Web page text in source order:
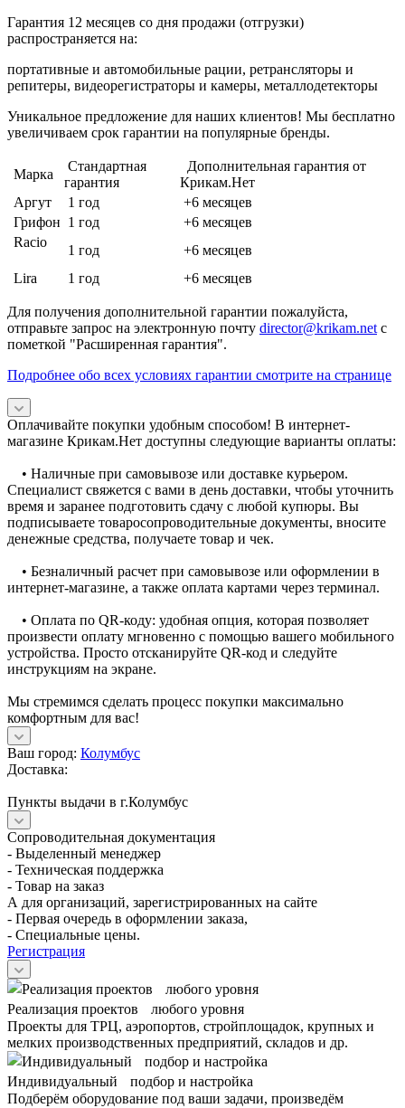
Гарантия 12 месяцев со дня продажи (отгрузки)
распространяется на:
портативные и автомобильные рации, ретрансляторы и
репитеры, видеорегистраторы и камеры, металлодетекторы
Уникальное предложение для наших клиентов! Мы бесплатно
увеличиваем срок гарантии на популярные бренды.
Марка
Стандартная
гарантия
Дополнительная гарантия от
Крикам.Нет
Аргут
1 год
+6 месяцев
Грифон 1 год
+6 месяцев
Racio
1 год
+6 месяцев
Lira
1 год +6 месяцев
Для получения дополнительной гарантии пожалуйста,
отправьте запрос на электронную почту director@krikam.net с
пометкой "Расширенная гарантия".
Подробнее обо всех условиях гарантии смотрите на странице
Оплачивайте покупки удобным способом! В интернет-
магазине Крикам.Нет доступны следующие варианты оплаты:
• Наличные при самовывозе или доставке курьером.
Специалист свяжется с вами в день доставки, чтобы уточнить
время и заранее подготовить сдачу с любой купюры. Вы
подписываете товаросопроводительные документы, вносите
денежные средства, получаете товар и чек.
• Безналичный расчет при самовывозе или оформлении в
интернет-магазине, а также оплата картами через терминал.
• Оплата по QR-коду: удобная опция, которая позволяет
произвести оплату мгновенно с помощью вашего мобильного
устройства. Просто отсканируйте QR-код и следуйте
инструкциям на экране.
Мы стремимся сделать процесс покупки максимально
комфортным для вас!
Ваш город: Колумбус
Доставка:
Пункты выдачи в г.Колумбус
Сопроводительная документация
- Выделенный менеджер
- Техническая поддержка
- Товар на заказ
А для организаций, зарегистрированных на сайте
- Первая очередь в оформлении заказа,
- Специальные цены.
Регистрация
Реализация проектов любого уровня
Проекты для ТРЦ, аэропортов, стройплощадок, крупных и
мелких производственных предприятий, складов и др.
Индивидуальный подбор и настройка
Подберём оборудование под ваши задачи, произведём